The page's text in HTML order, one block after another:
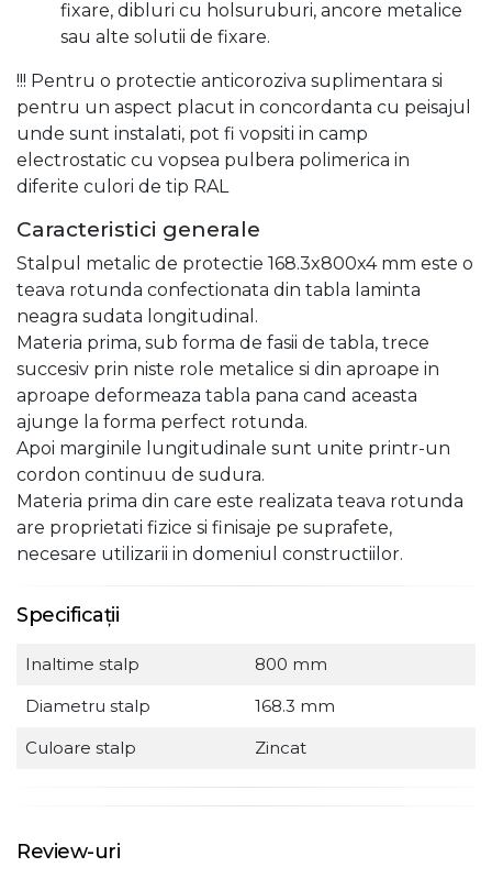
fixare, dibluri cu holsuruburi, ancore metalice
sau alte solutii de fixare.
!!! Pentru o protectie anticoroziva suplimentara si
pentru un aspect placut in concordanta cu peisajul
unde sunt instalati, pot fi vopsiti in camp
electrostatic cu vopsea pulbera polimerica in
diferite culori de tip RAL
Caracteristici generale
Stalpul metalic de protectie 168.3x800x4 mm este o
teava rotunda confectionata din tabla laminta
neagra sudata longitudinal.
Materia prima, sub forma de fasii de tabla, trece
succesiv prin niste role metalice si din aproape in
aproape deformeaza tabla pana cand aceasta
ajunge la forma perfect rotunda.
Apoi marginile lungitudinale sunt unite printr-un
cordon continuu de sudura.
Materia prima din care este realizata teava rotunda
are proprietati fizice si finisaje pe suprafete,
necesare utilizarii in domeniul constructiilor.
Specificații
Inaltime stalp
800 mm
Diametru stalp
168.3 mm
Culoare stalp
Zincat
Review-uri